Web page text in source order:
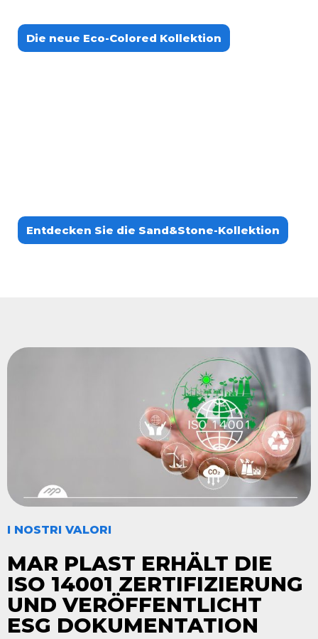
Die neue Eco-Colored Kollektion
Entdecken Sie die Sand&Stone-Kollektion
I NOSTRI VALORI
MAR PLAST ERHÄLT DIE
ISO 14001 ZERTIFIZIERUNG
UND VERÖFFENTLICHT
ESG DOKUMENTATION